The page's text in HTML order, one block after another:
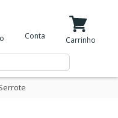
Conta Carrinho